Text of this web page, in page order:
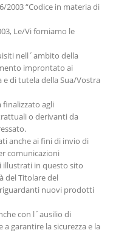
2003 “Codice in materia di
Le/Vi forniamo le
nell´ambito della
improntato ai
di tutela della Sua/Vostra
agli
o derivanti da
anche ai fini di invio di
comunicazioni
in questo sito
del Titolare del
nuovi prodotti
con l´ausilio di
garantire la sicurezza e la